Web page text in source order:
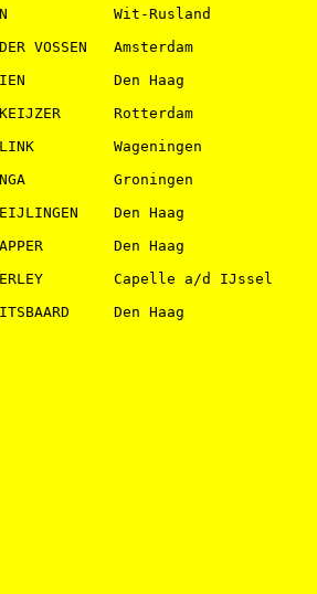
Wit-Rusland
VOSSEN   Amsterdam
Den Haag
Rotterdam
Wageningen
Groningen
Den Haag
Den Haag
Capelle a/d IJssel
Den Haag